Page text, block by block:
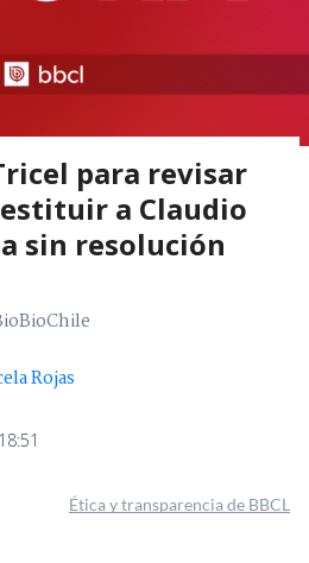
para revisar
a Claudio
sin resolución
Rojas
Ética y transparencia de BBCL